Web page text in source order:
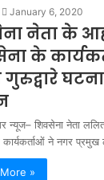
January 6, 2020
नेता के
के
न्यूज– शिवसेना नेता
कार्यकर्ताओं ने नगर
»